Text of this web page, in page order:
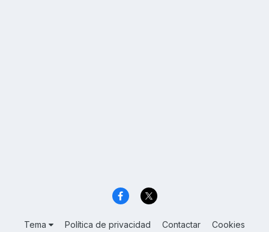
Tema Política de privacidad Contactar Cookies